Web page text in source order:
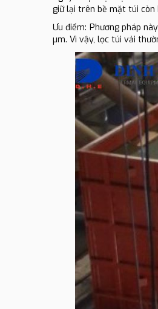
giữ lại trên bề mặt túi
Ưu điểm: Phương pháp
µm. Vì vậy, lọc túi vải